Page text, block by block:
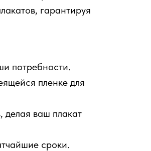
гарантируя
потребности.
пленке для
делая ваш плакат
сроки.